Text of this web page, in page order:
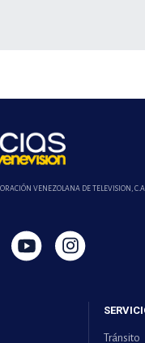
VENEZOLANA DE TELEVISION,
Tránsito